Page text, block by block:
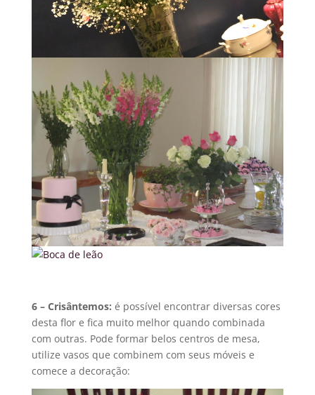
6 – Crisântemos: é possível encontrar diversas cores
desta flor e fica muito melhor quando combinada
com outras. Pode formar belos centros de mesa,
utilize vasos que combinem com seus móveis e
comece a decoração: